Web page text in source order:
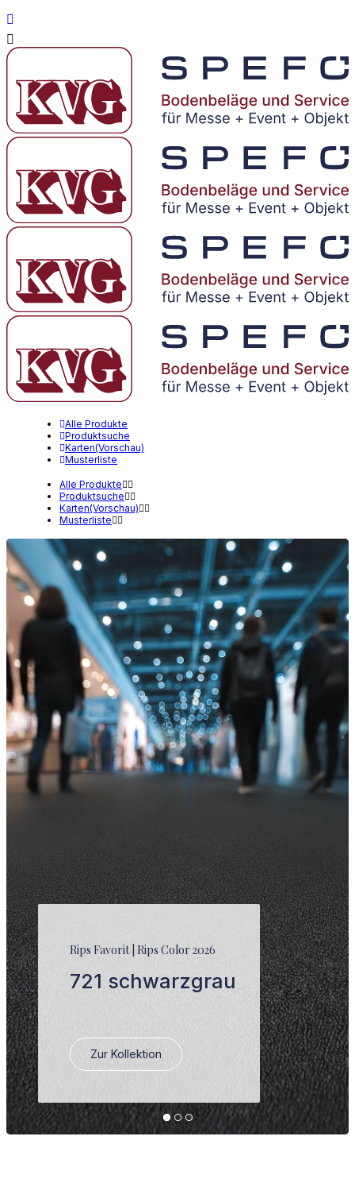
Alle Produkte
Produktsuche
Karten(Vorschau)
Musterliste
Alle Produkte
Produktsuche
Karten(Vorschau)
Musterliste
Rips Favorit | Rips Color 2026
721 schwarzgrau
Zur Kollektion